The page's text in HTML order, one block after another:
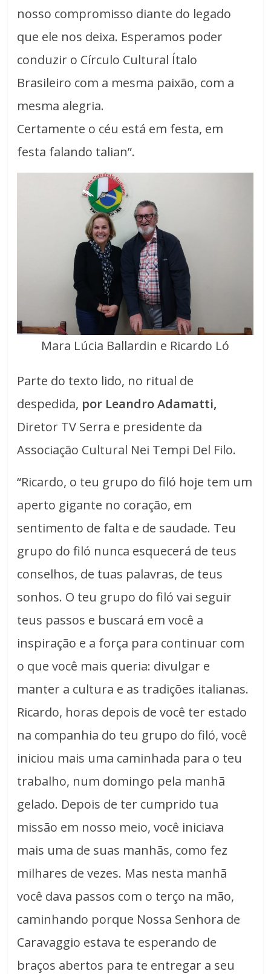
nosso compromisso diante do legado
que ele nos deixa. Esperamos poder
conduzir o Círculo Cultural Ítalo
Brasileiro com a mesma paixão, com a
mesma alegria.
Certamente o céu está em festa, em
festa falando talian”.
Mara Lúcia Ballardin e Ricardo Ló
Parte do texto lido, no ritual de
despedida, por Leandro Adamatti,
Diretor TV Serra e presidente da
Associação Cultural Nei Tempi Del Filo.
“Ricardo, o teu grupo do filó hoje tem um
aperto gigante no coração, em
sentimento de falta e de saudade. Teu
grupo do filó nunca esquecerá de teus
conselhos, de tuas palavras, de teus
sonhos. O teu grupo do filó vai seguir
teus passos e buscará em você a
inspiração e a força para continuar com
o que você mais queria: divulgar e
manter a cultura e as tradições italianas.
Ricardo, horas depois de você ter estado
na companhia do teu grupo do filó, você
iniciou mais uma caminhada para o teu
trabalho, num domingo pela manhã
gelado. Depois de ter cumprido tua
missão em nosso meio, você iniciava
mais uma de suas manhãs, como fez
milhares de vezes. Mas nesta manhã
você dava passos com o terço na mão,
caminhando porque Nossa Senhora de
Caravaggio estava te esperando de
braços abertos para te entregar a seu